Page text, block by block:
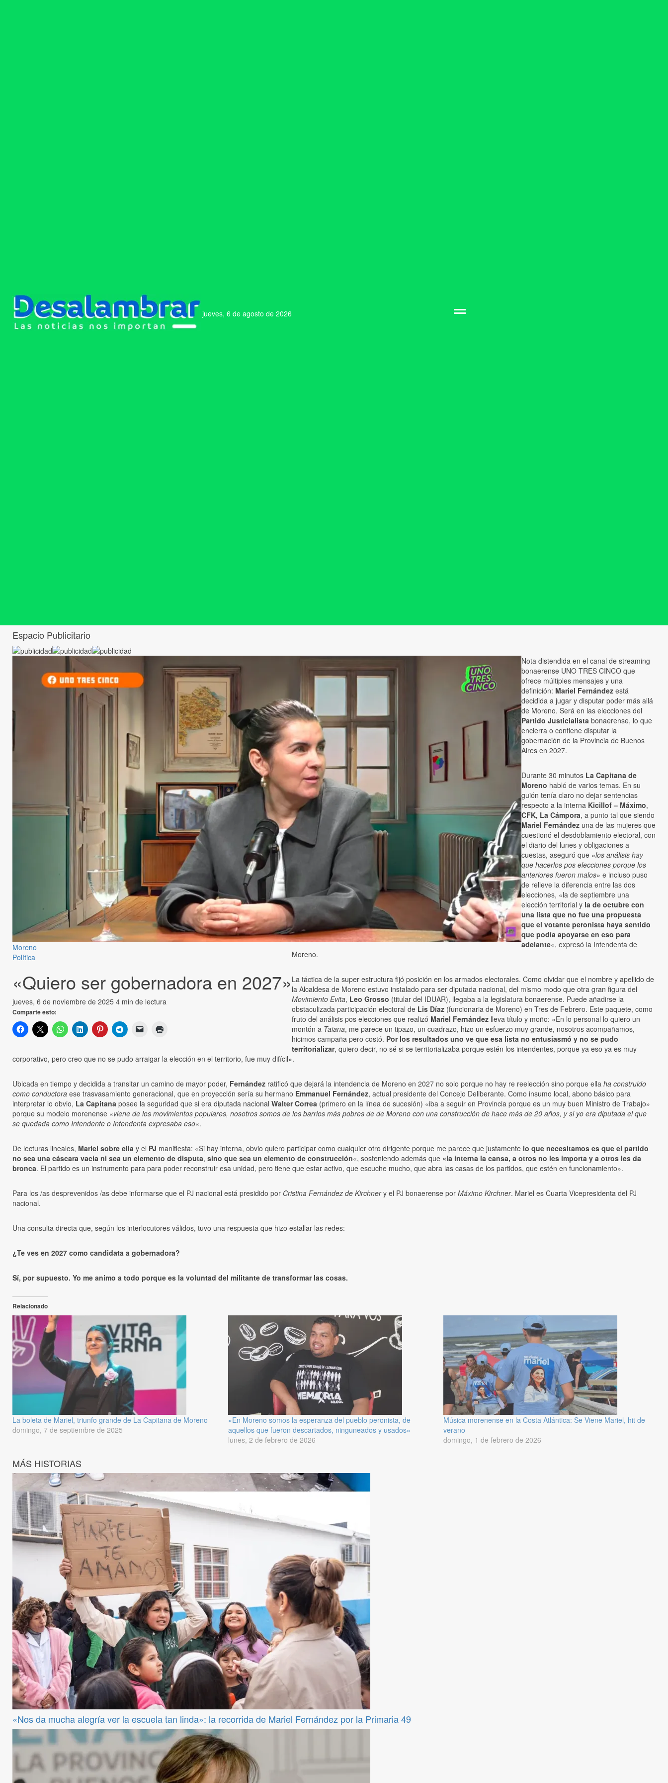
jueves, 6 de agosto de 2026
Espacio Publicitario
Moreno
Política
«Quiero ser gobernadora en 2027»
jueves, 6 de noviembre de 2025 4 min de lectura
Comparte esto:
Nota distendida en el canal de streaming
bonaerense UNO TRES CINCO que
ofrece múltiples mensajes y una
definición: Mariel Fernández está
decidida a jugar y disputar poder más allá
de Moreno. Será en las elecciones del
Partido Justicialista bonaerense, lo que
encierra o contiene disputar la
gobernación de la Provincia de Buenos
Aires en 2027.
Durante 30 minutos La Capitana de
Moreno habló de varios temas. En su
guión tenía claro no dejar sentencias
respecto a la interna Kicillof – Máximo,
CFK, La Cámpora, a punto tal que siendo
Mariel Fernández una de las mujeres que
cuestionó el desdoblamiento electoral, con
el diario del lunes y obligaciones a
cuestas, aseguró que «los análisis hay
que hacerlos pos elecciones porque los
anteriores fueron malos» e incluso puso
de relieve la diferencia entre las dos
elecciones, «la de septiembre una
elección territorial y la de octubre con
una lista que no fue una propuesta
que el votante peronista haya sentido
que podía apoyarse en eso para
adelante«, expresó la Intendenta de
Moreno.
La táctica de la super estructura fijó posición en los armados electorales. Como olvidar que el nombre y apellido de
la Alcaldesa de Moreno estuvo instalado para ser diputada nacional, del mismo modo que otra gran figura del
Movimiento Evita, Leo Grosso (titular del IDUAR), llegaba a la legislatura bonaerense. Puede añadirse la
obstaculizada participación electoral de Lis Díaz (funcionaria de Moreno) en Tres de Febrero. Este paquete, como
fruto del análisis pos elecciones que realizó Mariel Fernández lleva título y moño: «En lo personal lo quiero un
montón a Taiana, me parece un tipazo, un cuadrazo, hizo un esfuerzo muy grande, nosotros acompañamos,
hicimos campaña pero costó. Por los resultados uno ve que esa lista no entusiasmó y no se pudo
territorializar, quiero decir, no sé si se territorializaba porque estén los intendentes, porque ya eso ya es muy
corporativo, pero creo que no se pudo arraigar la elección en el territorio, fue muy difícil».
Ubicada en tiempo y decidida a transitar un camino de mayor poder, Fernández ratificó que dejará la intendencia de Moreno en 2027 no solo porque no hay re reelección sino porque ella ha construido
como conductora ese trasvasamiento generacional, que en proyección sería su hermano Emmanuel Fernández, actual presidente del Concejo Deliberante. Como insumo local, abono básico para
interpretar lo obvio, La Capitana posee la seguridad que si era diputada nacional Walter Correa (primero en la línea de sucesión) «iba a seguir en Provincia porque es un muy buen Ministro de Trabajo»
porque su modelo morenense «viene de los movimientos populares, nosotros somos de los barrios más pobres de de Moreno con una construcción de hace más de 20 años, y si yo era diputada el que
se quedada como Intendente o Intendenta expresaba eso«.
De lecturas lineales, Mariel sobre ella y el PJ manifiesta: «Si hay interna, obvio quiero participar como cualquier otro dirigente porque me parece que justamente lo que necesitamos es que el partido
no sea una cáscara vacía ni sea un elemento de disputa, sino que sea un elemento de construcción«, sosteniendo además que «la interna la cansa, a otros no les importa y a otros les da
bronca. El partido es un instrumento para para poder reconstruir esa unidad, pero tiene que estar activo, que escuche mucho, que abra las casas de los partidos, que estén en funcionamiento».
Para los /as desprevenidos /as debe informarse que el PJ nacional está presidido por Cristina Fernández de Kirchnery el PJ bonaerense por Máximo Kirchner. Mariel es Cuarta Vicepresidenta del PJ
nacional.
Una consulta directa que, según los interlocutores válidos, tuvo una respuesta que hizo estallar las redes:
¿Te ves en 2027 como candidata a gobernadora?
Sí, por supuesto. Yo me animo a todo porque es la voluntad del militante de transformar las cosas.
Relacionado
La boleta de Mariel, triunfo grande de La Capitana de Moreno
domingo, 7 de septiembre de 2025
«En Moreno somos la esperanza del pueblo peronista, de
aquellos que fueron descartados, ninguneados y usados»
lunes, 2 de febrero de 2026
Música morenense en la Costa Atlántica: Se Viene Mariel, hit de
verano
domingo, 1 de febrero de 2026
MÁS HISTORIAS
«Nos da mucha alegría ver la escuela tan linda»: la recorrida de Mariel Fernández por la Primaria 49